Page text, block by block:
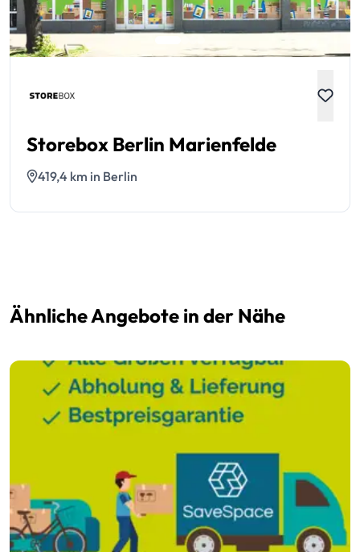
Storebox Berlin Marienfelde
419,4 km in Berlin
Ähnliche Angebote in der Nähe